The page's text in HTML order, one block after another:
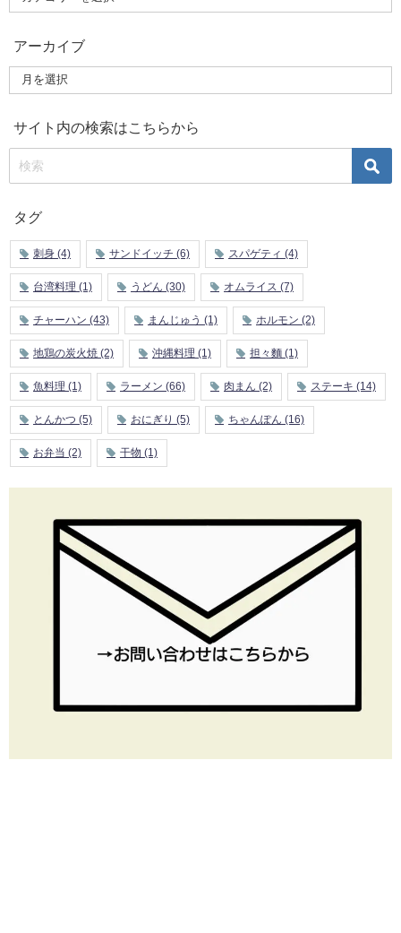
アーカイブ
サイト内の検索はこちらから
タグ
刺身 (4) サンドイッチ (6) スパゲティ (4)
台湾料理 (1) うどん (30) オムライス (7)
チャーハン (43) まんじゅう (1) ホルモン (2)
地鶏の炭火焼 (2) 沖縄料理 (1) 担々麵 (1)
魚料理 (1) ラーメン (66) 肉まん (2) ステーキ (14)
とんかつ (5) おにぎり (5) ちゃんぽん (16)
お弁当 (2) 干物 (1)